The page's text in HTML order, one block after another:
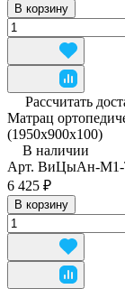
В корзину
Рассчитать
Матрац
(1950x900x100)
В наличии
Арт. ВиЦыАн-М1-
6 425 ₽
В корзину